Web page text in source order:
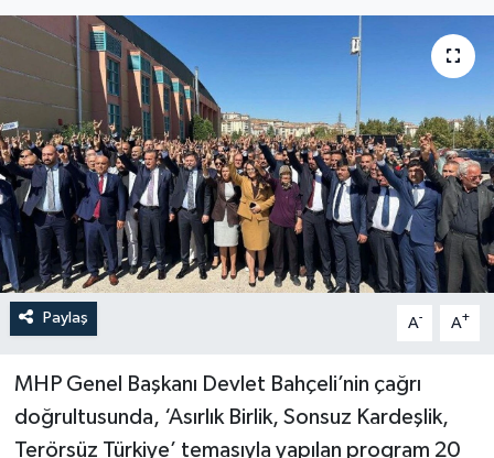
Paylaş A- A+
MHP Genel Başkanı Devlet Bahçeli’nin çağrı
doğrultusunda, ‘Asırlık Birlik, Sonsuz Kardeşlik,
Terörsüz Türkiye’ temasıyla yapılan program 20